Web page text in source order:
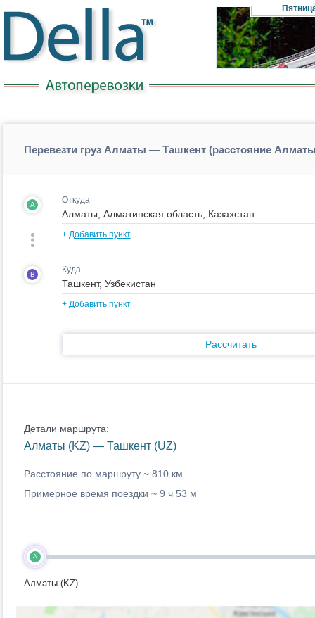
Перевезти груз Алматы — Ташкент (расстояние
A Откуда
+ Добавить пункт
B Куда
+ Добавить пункт
Рассчитать
Детали маршрута:
Алматы (KZ) — Ташкент (UZ)
Расстояние по маршруту ~ 810 км
Примерное время поездки ~ 9 ч 53 м
A
Алматы (KZ)